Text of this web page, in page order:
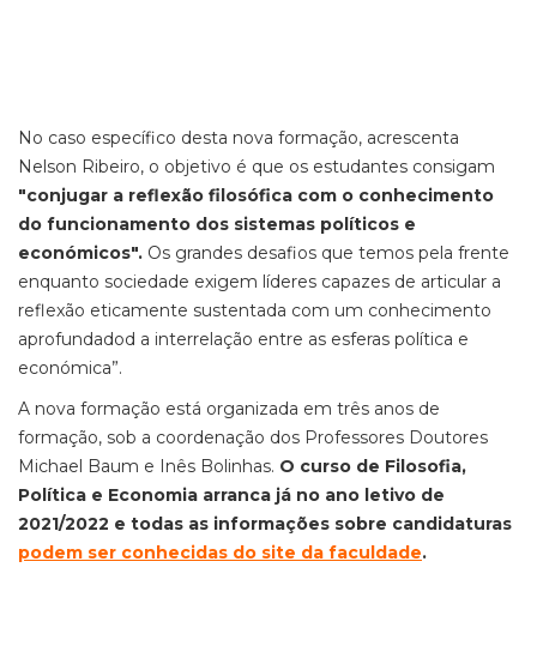
No caso específico desta nova formação, acrescenta
Nelson Ribeiro, o objetivo é que os estudantes consigam
"conjugar a reflexão filosófica com o conhecimento
do funcionamento dos sistemas políticos e
económicos". Os grandes desafios que temos pela frente
enquanto sociedade exigem líderes capazes de articular a
reflexão eticamente sustentada com um conhecimento
aprofundadod a interrelação entre as esferas política e
económica”.
A nova formação está organizada em três anos de
formação, sob a coordenação dos Professores Doutores
Michael Baum e Inês Bolinhas. O curso de Filosofia,
Política e Economia arranca já no ano letivo de
2021/2022 e todas as informações sobre candidaturas
podem ser conhecidas do site da faculdade.